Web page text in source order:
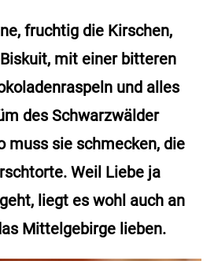
fruchtig die Kirschen,
mit einer bitteren
und alles
des Schwarzwälder
muss sie schmecken, die
Weil Liebe ja
liegt es wohl auch an
Mittelgebirge lieben.